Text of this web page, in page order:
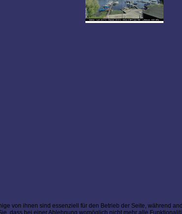
von ihnen sind essenziell für den Betrieb der Seite, während
dass bei einer Ablehnung womöglich nicht mehr alle